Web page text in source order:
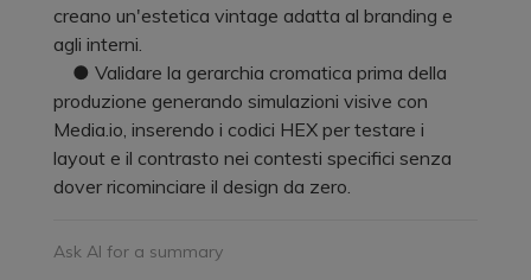
creano un'estetica vintage adatta al branding e
agli interni.
● Validare la gerarchia cromatica prima della
produzione generando simulazioni visive con
Media.io, inserendo i codici HEX per testare i
layout e il contrasto nei contesti specifici senza
dover ricominciare il design da zero.
Ask AI for a summary